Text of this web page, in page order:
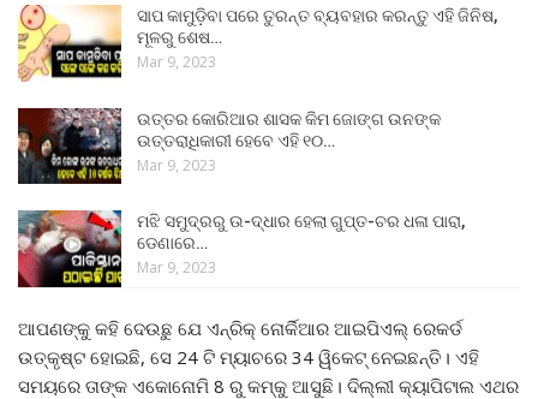
ସାପ କାମୁଡ଼ିବା ପରେ ତୁରନ୍ତ ବ୍ୟବହାର କରନ୍ତୁ ଏହି ଜିନିଷ,
ମୂଳରୁ ଶେଷ…
Mar 9, 2023
ଉତ୍ତର କୋରିଆର ଶାସକ କିମ ଜୋଙ୍ଗ ଉନଙ୍କ
ଉତ୍ତରାଧିକାରୀ ହେବେ ଏହି ୧୦…
Mar 9, 2023
ମଝି ସମୁଦ୍ରରୁ ଉ-ଦ୍ଧାର ହେଲା ଗୁପ୍ତ-ଚର ଧଳା ପାରା,
ଡେଣାରେ…
Mar 9, 2023
ଆପଣଙ୍କୁ କହି ଦେଉଛୁ ଯେ ଏନ୍ରିକ୍ ନୋର୍କିଆର ଆଇପିଏଲ୍ ରେକର୍ଡ
ଉତ୍କୃଷ୍ଟ ହୋଇଛି, ସେ 24 ଟି ମ୍ୟାଚରେ 34 ୱିକେଟ୍ ନେଇଛନ୍ତି। ଏହି
ସମୟରେ ତାଙ୍କ ଏକୋନୋମି 8 ରୁ କମ୍କୁ ଆସୁଛି। ଦିଲ୍ଲୀ କ୍ୟାପିଟାଲ ଏଥର